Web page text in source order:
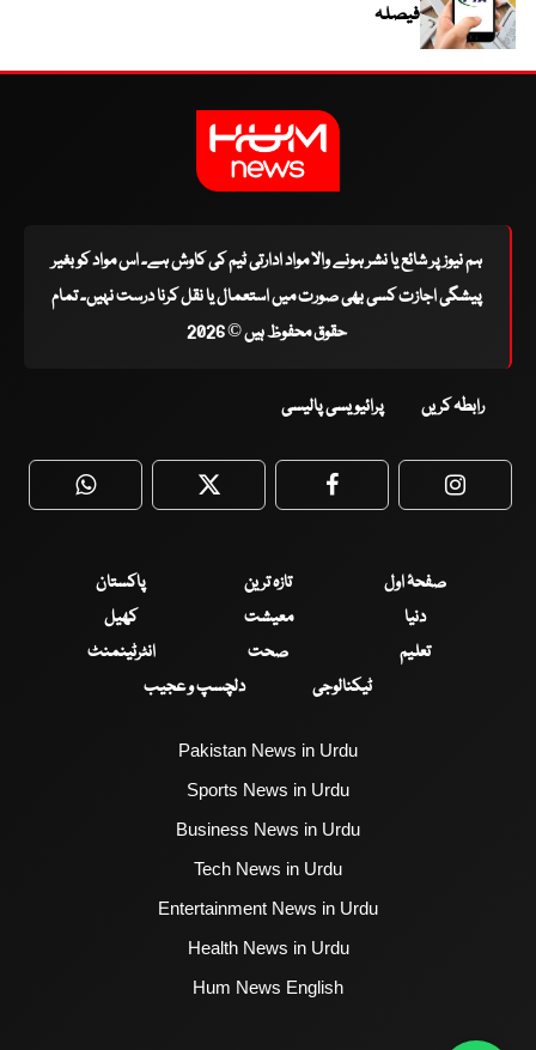
فیصلہ
ہم نیوز پر شائع یا نشر ہونے والا مواد ادارتی ٹیم کی کاوش ہے۔ اس مواد کو بغیر
پیشگی اجازت کسی بھی صورت میں استعمال یا نقل کرنا درست نہیں۔ تمام
حقوق محفوظ ہیں © 2026
رابطہ کریں پرائیویسی پالیسی
WhatsApp Twitter Facebook
صفحۂ اول تازہ ترین
پاکستان
دنیا
معیشت
کھیل
تعلیم
صحت
انٹرٹینمنٹ
ٹیکنالوجی
دلچسپ و عجیب
Pakistan News in Urdu
Sports News in Urdu
Business News in Urdu
Tech News in Urdu
Entertainment News in Urdu
Health News in Urdu
Hum News English